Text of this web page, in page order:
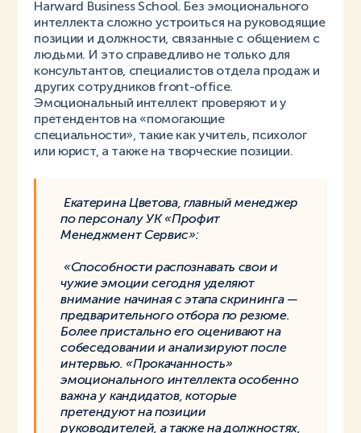
Harward Business School. Без эмоционального
интеллекта сложно устроиться на руководящие
позиции и должности, связанные с общением с
людьми. И это справедливо не только для
консультантов, специалистов отдела продаж и
других сотрудников front-office.
Эмоциональный интеллект проверяют и у
претендентов на «помогающие
специальности», такие как учитель, психолог
или юрист, а также на творческие позиции.
Екатерина Цветова, главный менеджер
по персоналу УК «Профит
Менеджмент Сервис»:
«Способности распознавать свои и
чужие эмоции сегодня уделяют
внимание начиная с этапа скрининга —
предварительного отбора по резюме.
Более пристально его оценивают на
собеседовании и анализируют после
интервью. «Прокачанность»
эмоционального интеллекта особенно
важна у кандидатов, которые
претендуют на позиции
руководителей, а также на должностях,